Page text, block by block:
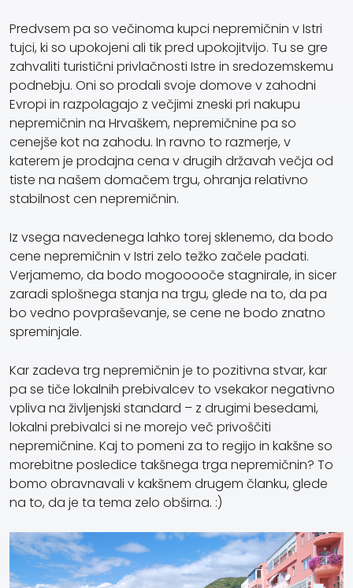
Predvsem pa so večinoma kupci nepremičnin v Istri
tujci, ki so upokojeni ali tik pred upokojitvijo. Tu se gre
zahvaliti turistični privlačnosti Istre in sredozemskemu
podnebju. Oni so prodali svoje domove v zahodni
Evropi in razpolagajo z večjimi zneski pri nakupu
nepremičnin na Hrvaškem, nepremičnine pa so
cenejše kot na zahodu. In ravno to razmerje, v
katerem je prodajna cena v drugih državah večja od
tiste na našem domačem trgu, ohranja relativno
stabilnost cen nepremičnin.
Iz vsega navedenega lahko torej sklenemo, da bodo
cene nepremičnin v Istri zelo težko začele padati.
Verjamemo, da bodo mogooooče stagnirale, in sicer
zaradi splošnega stanja na trgu, glede na to, da pa
bo vedno povpraševanje, se cene ne bodo znatno
spreminjale.
Kar zadeva trg nepremičnin je to pozitivna stvar, kar
pa se tiče lokalnih prebivalcev to vsekakor negativno
vpliva na življenjski standard – z drugimi besedami,
lokalni prebivalci si ne morejo več privoščiti
nepremičnine. Kaj to pomeni za to regijo in kakšne so
morebitne posledice takšnega trga nepremičnin? To
bomo obravnavali v kakšnem drugem članku, glede
na to, da je ta tema zelo obširna. :)